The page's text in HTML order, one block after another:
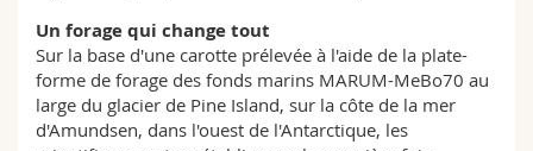
Un forage qui change tout
Sur la base d'une carotte prélevée à l'aide de la plate-
forme de forage des fonds marins MARUM-MeBo70 au
large du glacier de Pine Island, sur la côte de la mer
d'Amundsen, dans l'ouest de l'Antarctique, les